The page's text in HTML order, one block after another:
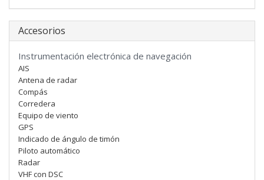
Accesorios
Instrumentación electrónica de navegación
AIS
Antena de radar
Compás
Corredera
Equipo de viento
GPS
Indicado de ángulo de timón
Piloto automático
Radar
VHF con DSC